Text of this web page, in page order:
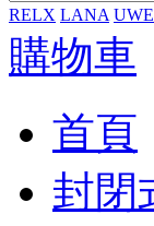
RELX LANA
購物車
首頁
封閉